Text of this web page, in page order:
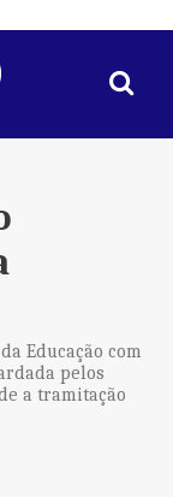
Educação com
pelos
a tramitação